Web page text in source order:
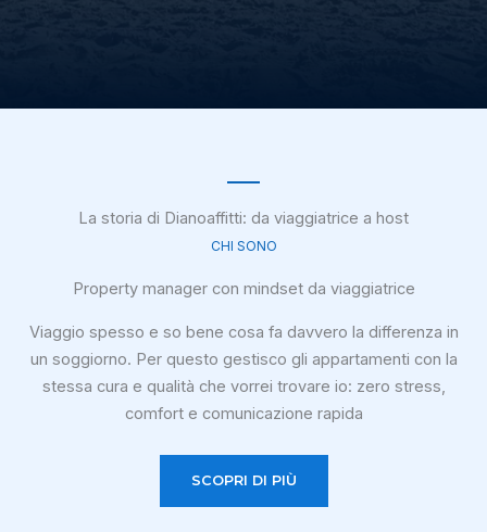
La storia di Dianoaffitti: da viaggiatrice a host
CHI SONO
Property manager con mindset da viaggiatrice
Viaggio spesso e so bene cosa fa davvero la differenza in
un soggiorno. Per questo gestisco gli appartamenti con la
stessa cura e qualità che vorrei trovare io: zero stress,
comfort e comunicazione rapida
SCOPRI DI PIÙ